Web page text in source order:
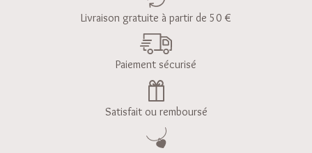
Livraison gratuite à partir de 50 €
Paiement sécurisé
Satisfait ou remboursé